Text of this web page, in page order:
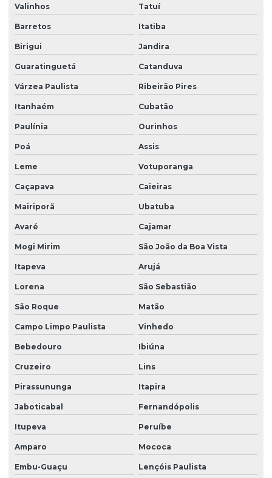
Empresa de regularização imobiliária
Empresa de regularização de imóveis
Empresa de restauração de fachadas
Empresa de segurança do trabalho
Empresa de tratamento de trincas
Empresa de vistoria antecipada
Empresa de vistoria cautelar
Empresa de vistoria de obra em campinas
Empresa de vistoria de obras
Engenheiro em campinas
Gerenciador de obra
Gerenciadora de obras em campinas
Gerenciamento de obra civil
Gerenciamento de obras em campinas
Gerenciamento de obras orçamento
Gestão condominal em campinas
Gestão condominial
Gestão de obras
Gestão de obras em campinas
Gestão de obras na construção civil
Valinhos Tatuí
Barretos Itatiba
Birigui Jandira
Guaratinguetá Catanduva
Várzea Paulista Ribeirão Pires
Itanhaém Cubatão
Paulínia Ourinhos
Poá Assis
Leme Votuporanga
Caçapava Caieiras
Mairiporã Ubatuba
Avaré Cajamar
Mogi Mirim São João da Boa Vista
Itapeva Arujá
Lorena São Sebastião
São Roque Matão
Campo Limpo Paulista Vinhedo
Bebedouro Ibiúna
Cruzeiro Lins
Pirassununga Itapira
Jaboticabal Fernandópolis
Itupeva Peruíbe
Amparo Mococa
Embu-Guaçu Lençóis Paulista